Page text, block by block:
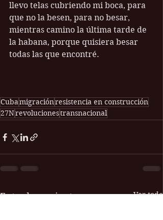
llevo telas cubriendo mi boca, para
que no la besen, para no besar,
mientras camino la última tarde de
la habana, porque quisiera besar
todas las que encontré.
Cubamigraciónresistencia en construcción
27Nrevolucionestransnacional
Entradas recientes Ver todo